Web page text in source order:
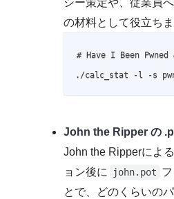
シー策定や、従業員
の材料として役立ちま
# Have I Been Pwned
./calc_stat -l -s
John the Ripper の
John the Ripperによ
ョン後に
john.pot
とで、どのくらいの